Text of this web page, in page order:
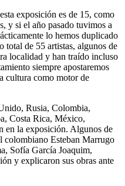
exposición es de 15, como
y si el año pasado tuvimos a
lo hemos duplicado
total de 55 artistas, algunos de
localidad y han traído incluso
siempre apostaremos
cultura como motor de
Rusia, Colombia,
Costa Rica, México,
en la exposición. Algunos de
Esteban Marrugo
Sofía García Joaquim,
y explicaron sus obras ante